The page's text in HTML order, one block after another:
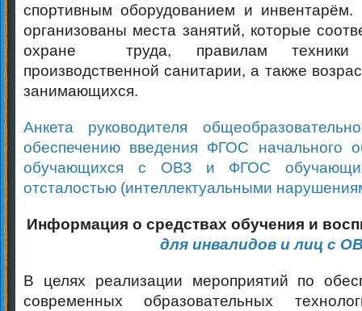
спортивным оборудованием и
организованы места занятий, которые
охране труда, правилам техники
производственной санитарии, а также
занимающихся.
Анкета руководителя
обеспечению введения ФГОС начального
обучающихся с ОВЗ и ФГОС
отсталостью (интеллектуальными
Информация о средствах обучения и
для инвалидов и лиц с
В целях реализации мероприятий по
современных образовательных